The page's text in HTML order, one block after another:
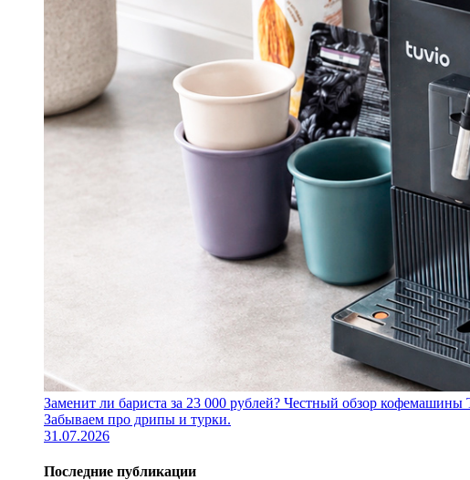
Заменит ли бариста за 23 000 рублей? Честный обзор
Забываем про дрипы и турки.
31.07.2026
Последние публикации